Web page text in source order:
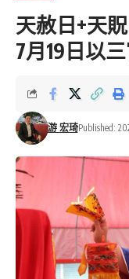
天赦日+天
7月19日以
游 宏琦Published: